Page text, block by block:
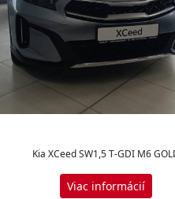
Kia XCeed SW1,5 T-GDI M6
Viac informácií